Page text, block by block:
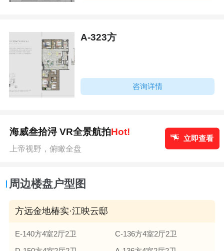
A-323方
咨询详情
海威叁拾浔 VR全景航拍Hot!
上帝视野，俯瞰全盘
立即查看
周边楼盘户型图
方远金地椿实·江映云邸
E-140方4室2厅2卫
C-136方4室2厅2卫